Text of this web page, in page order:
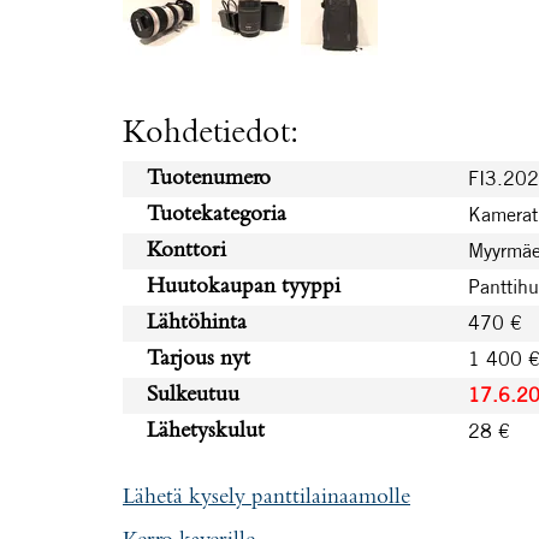
Kohdetiedot:
Tuotenumero
Tuotekategoria
Konttori
Huutokaupan tyyppi
Lähtöhinta 470 €
Tarjous nyt 1 400 €
Sulkeutuu
Lähetyskulut 28 €
Lähetä kysely panttilainaamolle